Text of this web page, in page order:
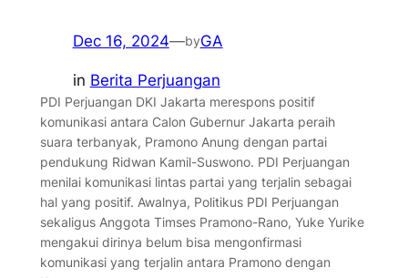
Dec 16, 2024—byGA
in Berita Perjuangan
PDI Perjuangan DKI Jakarta merespons positif
komunikasi antara Calon Gubernur Jakarta peraih
suara terbanyak, Pramono Anung dengan partai
pendukung Ridwan Kamil-Suswono. PDI Perjuangan
menilai komunikasi lintas partai yang terjalin sebagai
hal yang positif. Awalnya, Politikus PDI Perjuangan
sekaligus Anggota Timses Pramono-Rano, Yuke Yurike
mengakui dirinya belum bisa mengonfirmasi
komunikasi yang terjalin antara Pramono dengan